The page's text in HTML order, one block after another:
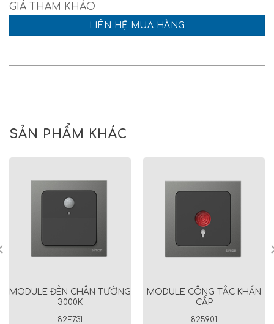
LIÊN HỆ MUA HÀNG
SẢN PHẨM KHÁC
MODULE ĐÈN CHÂN TƯỜNG
3000K
82E731
MODULE CÔNG TẮC KHẨN
CẤP
825901